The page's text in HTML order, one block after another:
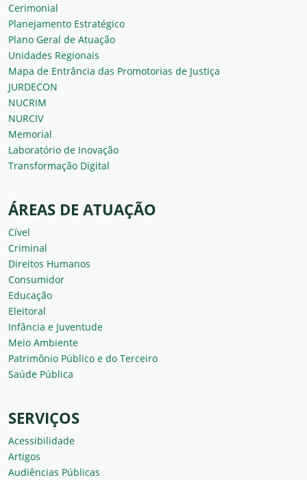
Cerimonial
Planejamento Estratégico
Plano Geral de Atuação
Unidades Regionais
Mapa de Entrância das Promotorias de Justiça
JURDECON
NUCRIM
NURCIV
Memorial
Laboratório de Inovação
Transformação Digital
ÁREAS DE ATUAÇÃO
Cível
Criminal
Direitos Humanos
Consumidor
Educação
Eleitoral
Infância e Juventude
Meio Ambiente
Patrimônio Público e do Terceiro
Saúde Pública
SERVIÇOS
Acessibilidade
Artigos
Audiências Públicas